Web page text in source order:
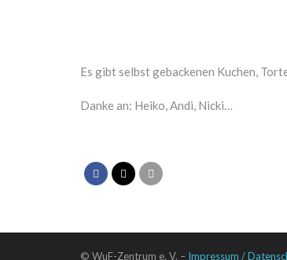
Es gibt selbst gebackenen Kuchen,
Danke an: Heiko, Andi, Nicki…
© WuF-Zentrum e. V. – Impressum /